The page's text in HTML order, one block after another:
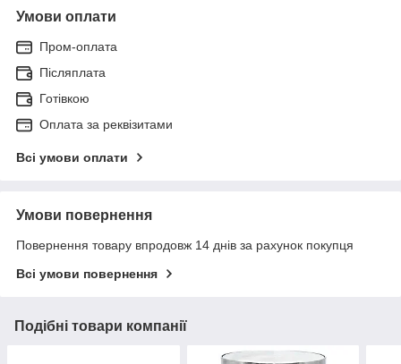
Умови оплати
Пром-оплата
Післяплата
Готівкою
Оплата за реквізитами
Всі умови оплати
Умови повернення
Повернення товару впродовж 14 днів за рахунок покупця
Всі умови повернення
Подібні товари компанії